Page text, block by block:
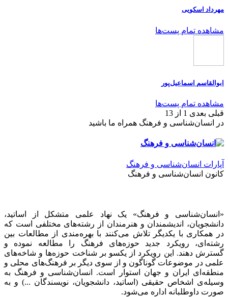
مهرداد اسکویی
مشاهده تمام پست‌ها
ابوالقاسم اسماعیل‌پور
مشاهده تمام پست‌ها
قبلی بعدی 1 از 13
در انسان‌شناسی و فرهنگ همراه ما باشید
آپارات انسان‌شناسی و فرهنگ
کانون انسان‌شناسی و فرهنگ
«انسان‌شناسی و فرهنگ» یک نهاد علمی متشکل از اساتید،
دانشجویان، اندیشمندان و هنرمندان از رشته‌های مختلفی است که
در همکاری با یکدیگر تلاش می‌کنند با بهره‌مندی از مطالعات بین
رشته‌ای، رویکرد جدید حوزه‌های فرهنگ را مطالعه نموده و
گسترش دهند. این رویکرد از یکسو بر شناخت حوزه‌ها و شاخه‌های
علمی در موضوعات گوناگون و از سوی دیگر بر فرهنگ‌های محلی و
منطقه‌ای ایران و جهان استوار است. انسان‌شناسی و فرهنگ به
وسیله‌ی اشخاص حقیقی (اساتید، دانشجویان، نویسندگان ...) و به
صورت داوطلبانه اداره می‌شود.